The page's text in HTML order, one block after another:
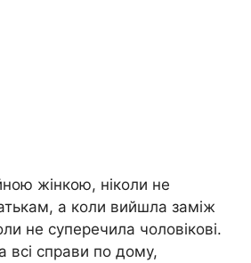
жінкою, ніколи не
а коли вийшла заміж
не суперечила чоловікові.
всі справи по дому,